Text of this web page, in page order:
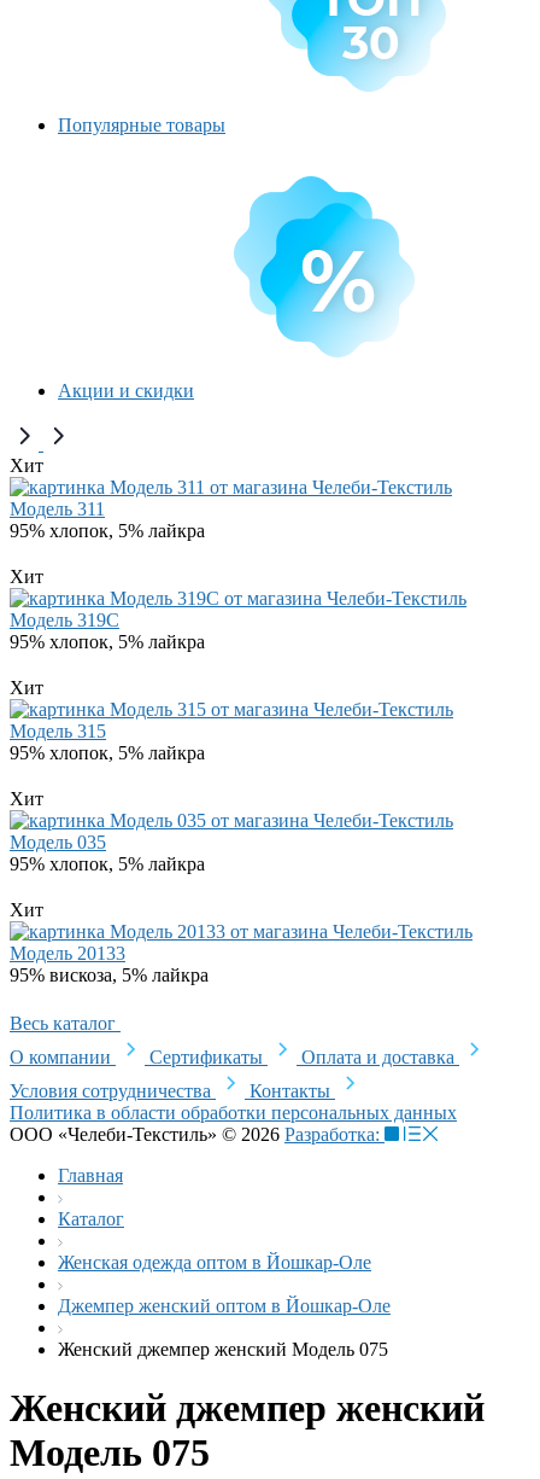
Популярные товары
Акции и скидки
Хит
Модель 311
95% хлопок, 5% лайкра
Хит
Модель 319C
95% хлопок, 5% лайкра
Хит
Модель 315
95% хлопок, 5% лайкра
Хит
Модель 035
95% хлопок, 5% лайкра
Хит
Модель 20133
95% вискоза, 5% лайкра
Весь каталог
О компании
Сертификаты
Оплата и доставка
Условия сотрудничества
Контакты
Политика в области обработки персональных данных
ООО «Челеби-Текстиль» © 2026 Разработка:
Главная
Каталог
Женская одежда оптом в Йошкар-Оле
Джемпер женский оптом в Йошкар-Оле
Женский джемпер женский Модель 075
Женский джемпер женский
Модель 075